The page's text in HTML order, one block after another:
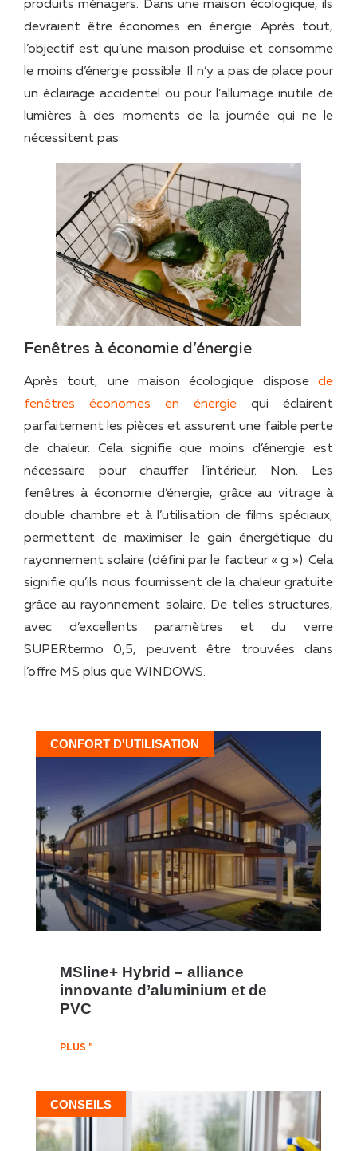
produits ménagers. Dans une maison écologique, ils
devraient être économes en énergie. Après tout,
l’objectif est qu’une maison produise et consomme
le moins d’énergie possible. Il n’y a pas de place pour
un éclairage accidentel ou pour l’allumage inutile de
lumières à des moments de la journée qui ne le
nécessitent pas.
Fenêtres à économie d’énergie
Après tout, une maison écologique dispose de
fenêtres économes en énergie qui éclairent
parfaitement les pièces et assurent une faible perte
de chaleur. Cela signifie que moins d’énergie est
nécessaire pour chauffer l’intérieur. Non. Les
fenêtres à économie d’énergie, grâce au vitrage à
double chambre et à l’utilisation de films spéciaux,
permettent de maximiser le gain énergétique du
rayonnement solaire (défini par le facteur « g »). Cela
signifie qu’ils nous fournissent de la chaleur gratuite
grâce au rayonnement solaire. De telles structures,
avec d’excellents paramètres et du verre
SUPERtermo 0,5, peuvent être trouvées dans
l’offre MS plus que WINDOWS.
CONFORT D'UTILISATION
MSline+ Hybrid – alliance
innovante d’aluminium et de
PVC
PLUS "
CONSEILS